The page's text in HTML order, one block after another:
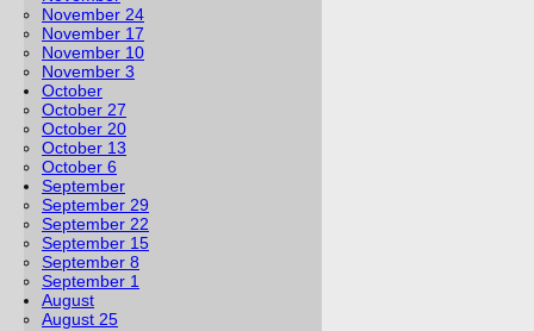
November 24
November 17
November 10
November 3
October
October 27
October 20
October 13
October 6
September
September 29
September 22
September 15
September 8
September 1
August
August 25